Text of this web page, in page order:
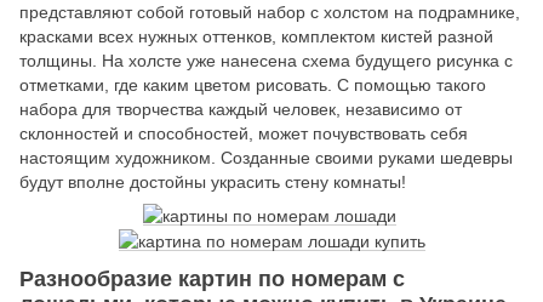
представляют собой готовый набор с холстом на подрамнике,
красками всех нужных оттенков, комплектом кистей разной
толщины. На холсте уже нанесена схема будущего рисунка с
отметками, где каким цветом рисовать. С помощью такого
набора для творчества каждый человек, независимо от
склонностей и способностей, может почувствовать себя
настоящим художником. Созданные своими руками шедевры
будут вполне достойны украсить стену комнаты!
Разнообразие картин по номерам с